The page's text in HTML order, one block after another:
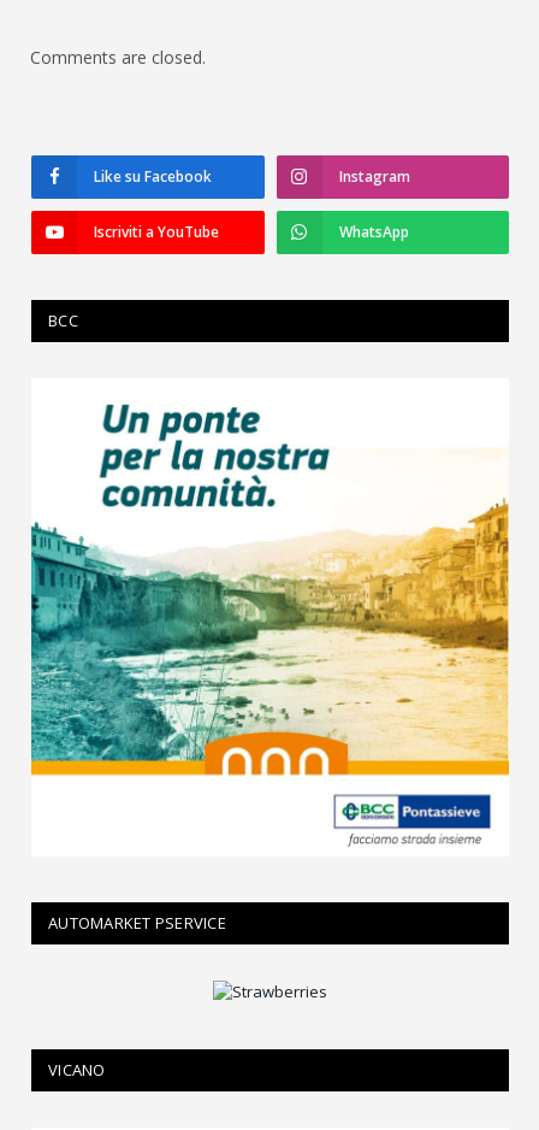
Comments are closed.
Like su Facebook Instagram
Iscriviti a YouTube WhatsApp
BCC
AUTOMARKET PSERVICE
VICANO